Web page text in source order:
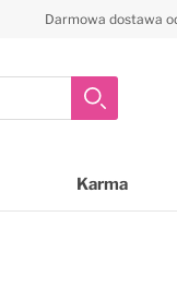
Darmowa dostawa
Szukaj
Karma